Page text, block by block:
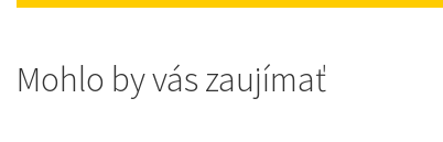
Mohlo by vás zaujímať